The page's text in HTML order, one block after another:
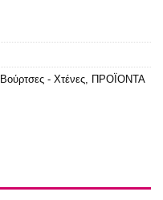
Βούρτσες - Χτένες ΠΡΟΪΟΝΤΑ